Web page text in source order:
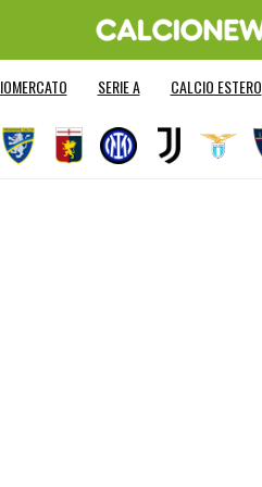
SERIE A CALCIO ESTERO